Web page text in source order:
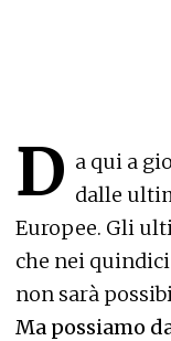
D a qui a
dalle
Europee. Gli
che nei
non sarà
Ma possiamo